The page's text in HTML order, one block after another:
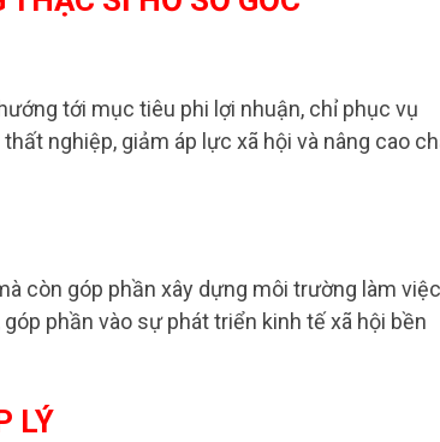
tới mục tiêu phi lợi nhuận, chỉ phục vụ
nghiệp, giảm áp lực xã hội và nâng cao
còn góp phần xây dựng môi trường làm việc
phần vào sự phát triển kinh tế xã hội bền
LÝ